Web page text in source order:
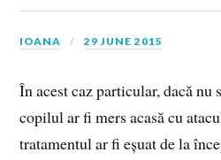
IOANA 29 JUNE 2015
În acest caz particular, dacă nu
copilul ar fi mers acasă cu
tratamentul ar fi eșuat de la